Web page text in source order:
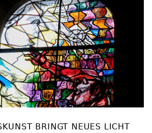
BRINGT NEUES LICHT